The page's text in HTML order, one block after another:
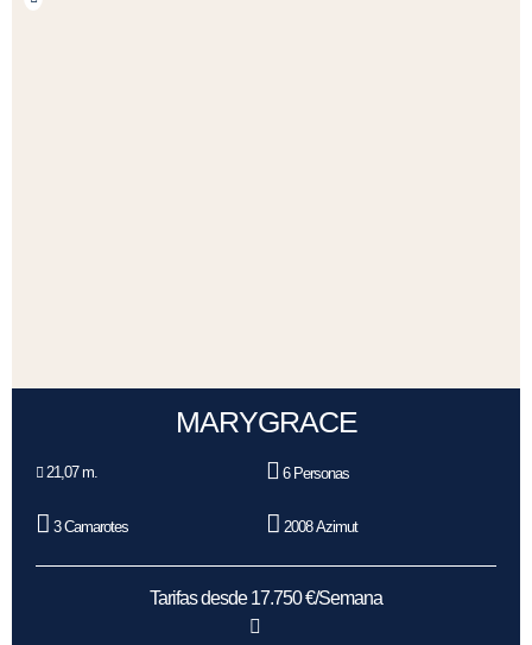
MARYGRACE
21,07 m. 6 Personas
3 Camarotes 2008 Azimut
Tarifas desde 17.750 €/Semana